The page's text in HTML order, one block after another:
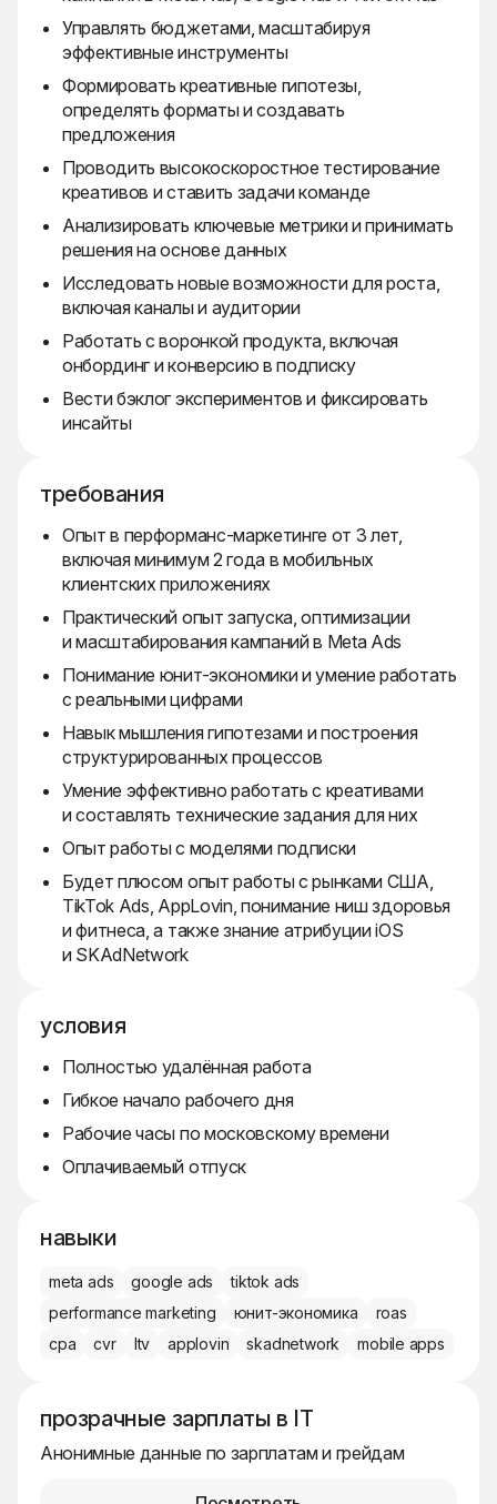
Управлять бюджетами, масштабируя
эффективные инструменты
Формировать креативные гипотезы,
определять форматы и создавать
предложения
Проводить высокоскоростное тестирование
креативов и ставить задачи команде
Анализировать ключевые метрики и принимать
решения на основе данных
Исследовать новые возможности для роста,
включая каналы и аудитории
Работать с воронкой продукта, включая
онбординг и конверсию в подписку
Вести бэклог экспериментов и фиксировать
инсайты
требования
Опыт в перформанс-маркетинге от 3 лет,
включая минимум 2 года в мобильных
клиентских приложениях
Практический опыт запуска, оптимизации
и масштабирования кампаний в Meta Ads
Понимание юнит-экономики и умение работать
с реальными цифрами
Навык мышления гипотезами и построения
структурированных процессов
Умение эффективно работать с креативами
и составлять технические задания для них
Опыт работы с моделями подписки
Будет плюсом опыт работы с рынками США,
TikTok Ads, AppLovin, понимание ниш здоровья
и фитнеса, а также знание атрибуции iOS
и SKAdNetwork
условия
Полностью удалённая работа
Гибкое начало рабочего дня
Рабочие часы по московскому времени
Оплачиваемый отпуск
навыки
meta ads google ads
tiktok ads
performance marketing
юнит-экономика
roas
cpa
cvr ltv applovin skadnetwork mobile apps
прозрачные зарплаты в IT
Анонимные данные по зарплатам и грейдам